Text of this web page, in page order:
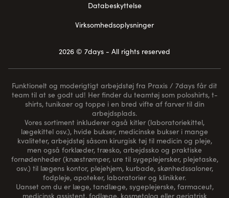
Databeskyttelse
Virksomhedsoplysninger
2026 © 7days - All rights reserved
Funktionelt og moderigtigt arbejdstøj fra Praxis / 7days får dit
team til at se godt ud! Her finder du teamtøj som poloshirts, t-
shirts, tunikaer og toppe i en bred vifte af farver til din
arbejdsplads.
Vores sortiment inkluderer også kitler (laboratoriekittel,
lægekittel osv.), hvide bukser, medicinske bukser i mange
kvaliteter, arbejdstøj såsom kirurgisk tøj til medicin og pleje,
men også forklæder, træsko, arbejdssko og praktiske
fornødenheder (knæstrømper, ure til sygeplejersker, plejetaske,
osv.) til lægens kontor, plejehjem, kurbade, skønhedssaloner,
fodpleje, apoteker, laboratorier og klinikker.
Uanset om du er læge, tandlæge, sygeplejerske, farmaceut,
medicinsk assistent, fodlæge, kosmetolog eller geriatrisk